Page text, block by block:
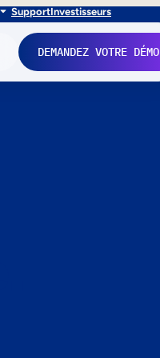
SupportInvestisseurs
DEMANDEZ VOTRE DÉMO